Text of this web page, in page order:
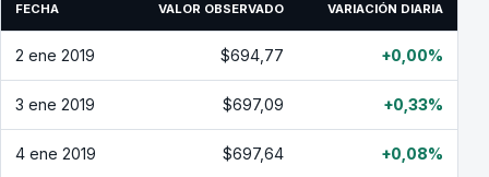
FECHA VALOR OBSERVADO VARIACIÓN DIARIA
2 ene 2019 $694,77 +0,00%
3 ene 2019 $697,09 +0,33%
4 ene 2019 $697,64 +0,08%